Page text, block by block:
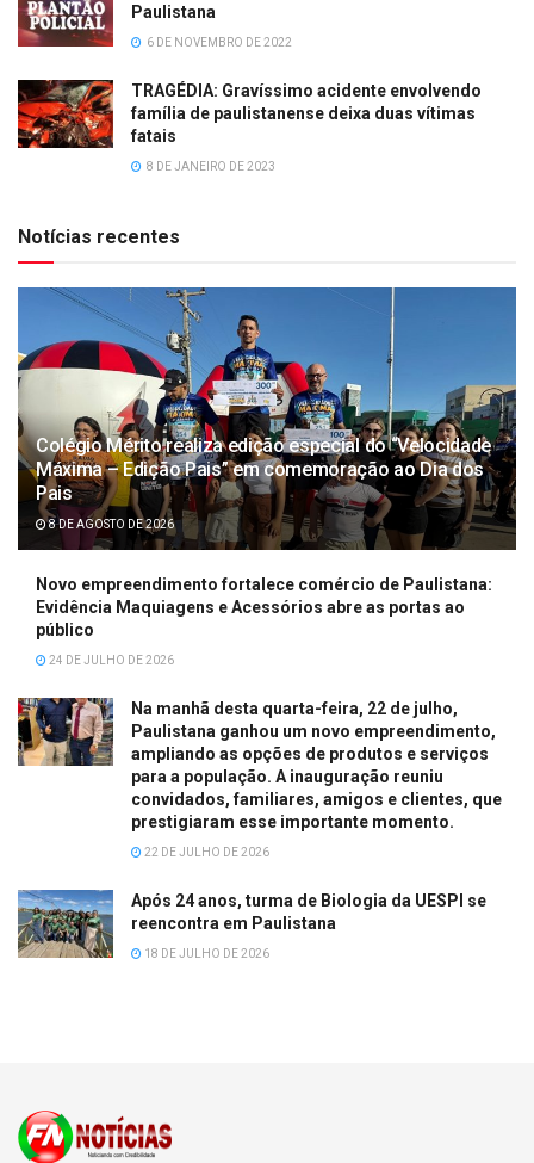
Paulistana
6 DE NOVEMBRO DE 2022
TRAGÉDIA: Gravíssimo acidente envolvendo
família de paulistanense deixa duas vítimas
fatais
8 DE JANEIRO DE 2023
Notícias recentes
Colégio Mérito realiza edição especial do “Velocidade
Máxima – Edição Pais” em comemoração ao Dia dos
Pais
8 DE AGOSTO DE 2026
Novo empreendimento fortalece comércio de Paulistana:
Evidência Maquiagens e Acessórios abre as portas ao
público
24 DE JULHO DE 2026
Na manhã desta quarta-feira, 22 de julho,
Paulistana ganhou um novo empreendimento,
ampliando as opções de produtos e serviços
para a população. A inauguração reuniu
convidados, familiares, amigos e clientes, que
prestigiaram esse importante momento.
22 DE JULHO DE 2026
Após 24 anos, turma de Biologia da UESPI se
reencontra em Paulistana
18 DE JULHO DE 2026